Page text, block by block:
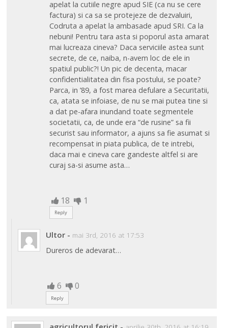
apelat la cutiile negre apud SIE (ca nu se cere
factura) si ca sa se protejeze de dezvaluiri,
Codruta a apelat la ambasade apud SRI. Ca la
nebuni! Pentru tara asta si poporul asta amarat
mai lucreaza cineva? Daca serviciile astea sunt
secrete, de ce, naiba, n-avem loc de ele in
spatiul public?! Un pic de decenta, macar
confidentialitatea din fisa postului, se poate?
Parca, in ’89, a fost marea defulare a Securitatii,
ca, atata se infoiase, de nu se mai putea tine si
a dat pe-afara inundand toate segmentele
societatii, ca, de unde era “de rusine” sa fii
securist sau informator, a ajuns sa fie asumat si
recompensat in piata publica, de te intrebi,
daca mai e cineva care gandeste altfel si are
curaj sa-si asume asta…
18 1
Reply
Ultor - mai 3rd, 2016 at 17:53
Dureros de adevarat…
6 0
Reply